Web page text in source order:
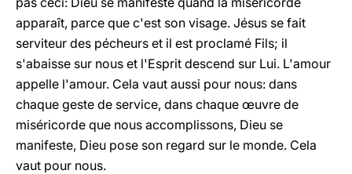
apparaît, parce que c'est son visage. Jésus se fait
serviteur des pécheurs et il est proclamé Fils; il
s'abaisse sur nous et l'Esprit descend sur Lui. L'amour
appelle l'amour. Cela vaut aussi pour nous: dans
chaque geste de service, dans chaque œuvre de
miséricorde que nous accomplissons, Dieu se
manifeste, Dieu pose son regard sur le monde. Cela
vaut pour nous.